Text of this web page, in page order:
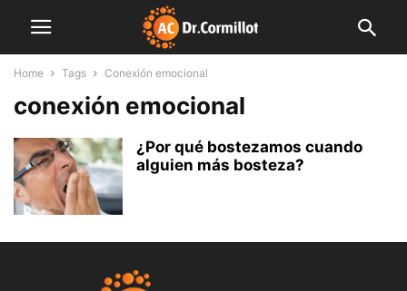
Home Tags Conexión emocional
conexión emocional
¿Por qué bostezamos cuando
alguien más bosteza?